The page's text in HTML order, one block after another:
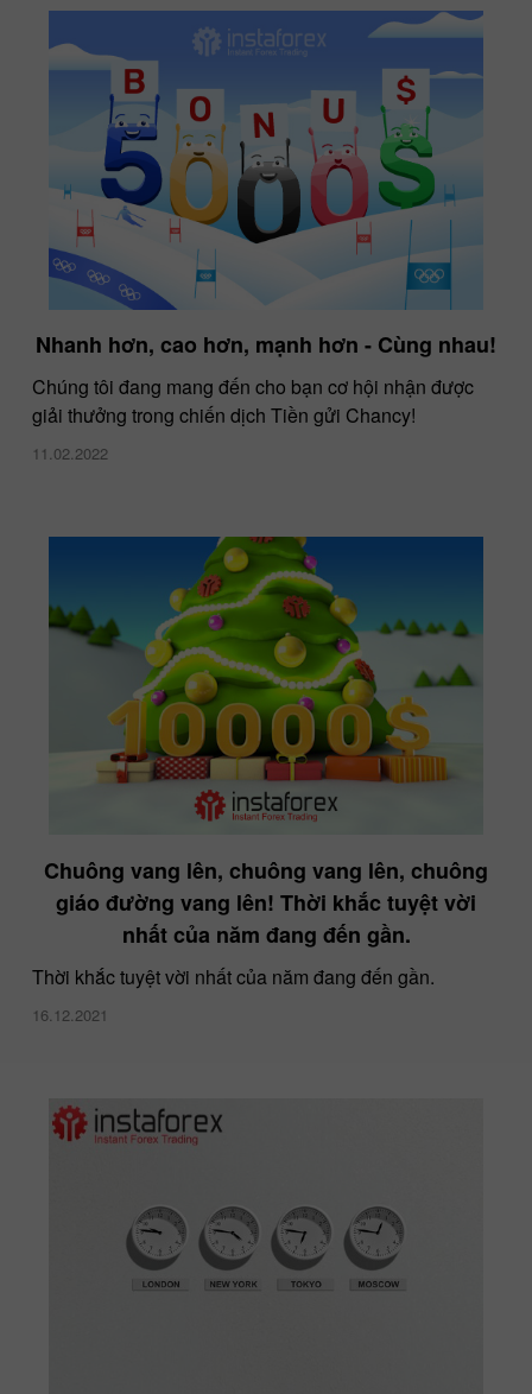
Nhanh hơn, cao hơn, mạnh hơn - Cùng nhau!
Chúng tôi đang mang đến cho bạn cơ hội nhận được
giải thưởng trong chiến dịch Tiền gửi Chancy!
11.02.2022
Chuông vang lên, chuông vang lên, chuông
giáo đường vang lên! Thời khắc tuyệt vời
nhất của năm đang đến gần.
Thời khắc tuyệt vời nhất của năm đang đến gần.
16.12.2021